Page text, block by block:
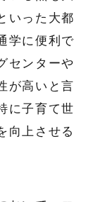
いった大都
学に便利で
センターや
が高いと言
に子育て世
向上させる